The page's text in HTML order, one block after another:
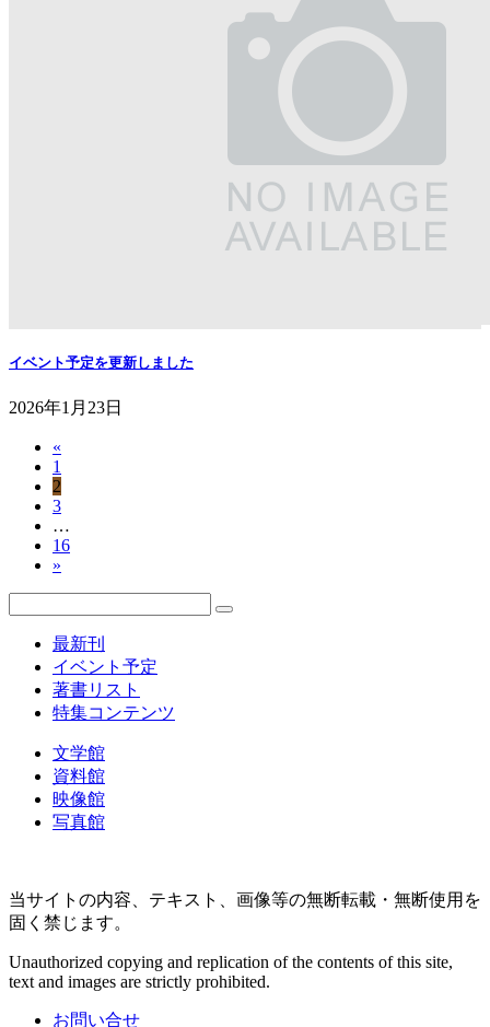
イベント予定を更新しました
2026年1月23日
ー
«
ペ
ー
ジ
1
ペ
ー
ジ
2
ペ
ー
ジ
3
…
ペ
ー
ジ
16
»
最新刊
イベント予定
著書リスト
特集コンテンツ
文学館
資料館
映像館
写真館
当サイトの内容、テキスト、画像等の無断転載・無断使用を
固く禁じます。
Unauthorized copying and replication of the contents of this site,
text and images are strictly prohibited.
お問い合せ